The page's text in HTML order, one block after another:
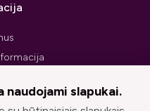
ir sąlygos
slapukai.